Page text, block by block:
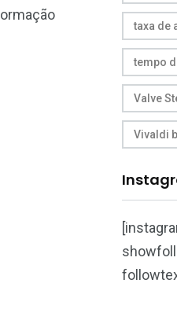
taxa de
tempo
Valve
Vivaldi